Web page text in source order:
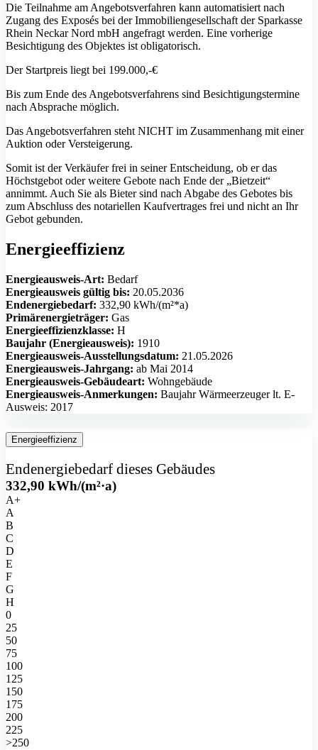
Die Teilnahme am Angebotsverfahren kann automatisiert nach
Zugang des Exposés bei der Immobiliengesellschaft der Sparkasse
Rhein Neckar Nord mbH angefragt werden. Eine vorherige
Besichtigung des Objektes ist obligatorisch.
Der Startpreis liegt bei 199.000,-€
Bis zum Ende des Angebotsverfahrens sind Besichtigungstermine
nach Absprache möglich.
Das Angebotsverfahren steht NICHT im Zusammenhang mit einer
Auktion oder Versteigerung.
Somit ist der Verkäufer frei in seiner Entscheidung, ob er das
Höchstgebot oder weitere Gebote nach Ende der „Bietzeit“
annimmt. Auch Sie als Bieter sind nach Abgabe des Gebotes bis
zum Abschluss des notariellen Kaufvertrages frei und nicht an Ihr
Gebot gebunden.
Energieeffizienz
Energieausweis-Art: Bedarf
Energieausweis gültig bis: 20.05.2036
Endenergiebedarf: 332,90 kWh/(m²*a)
Primärenergieträger: Gas
Energieeffizienzklasse: H
Baujahr (Energieausweis): 1910
Energieausweis-Ausstellungsdatum: 21.05.2026
Energieausweis-Jahrgang: ab Mai 2014
Energieausweis-Gebäudeart: Wohngebäude
Energieausweis-Anmerkungen: Baujahr Wärmeerzeuger lt. E-
Ausweis: 2017
Energieeffizienz
Endenergiebedarf dieses Gebäudes
332,90 kWh/(m²·a)
A+
A
B
C
D
E
F
G
H
0
25
50
75
100
125
150
175
200
225
>250